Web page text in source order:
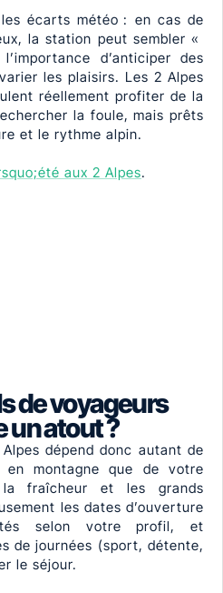
écarts météo : en cas de
la station peut sembler «
d’anticiper des
les plaisirs. Les 2 Alpes
réellement profiter de la
la foule, mais prêts
et le rythme alpin.
aux 2 Alpes.
de voyageurs
un atout ?
dépend donc autant de
montagne que de votre
fraîcheur et les grands
les dates d’ouverture
selon votre profil, et
de journées (sport, détente,
le séjour.